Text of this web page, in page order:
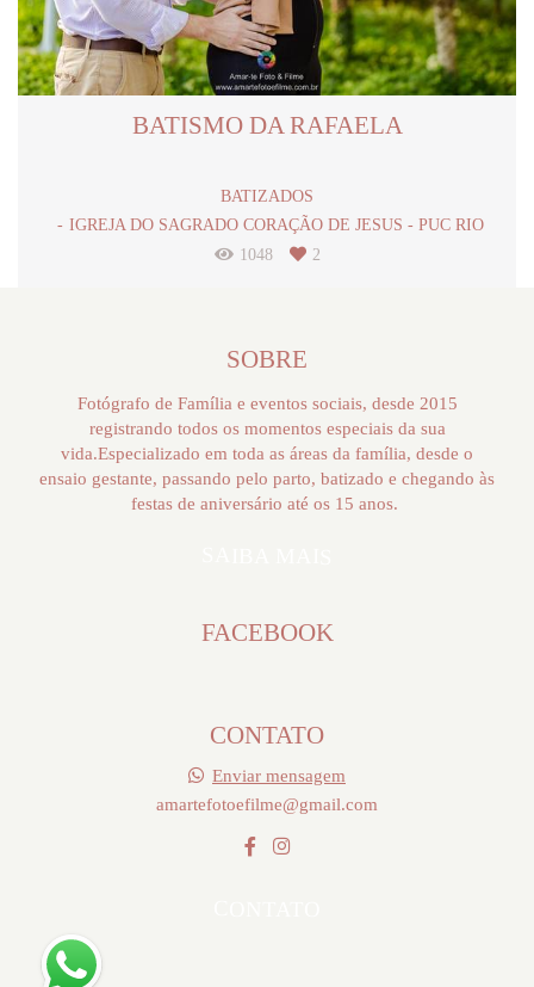
BATISMO DA RAFAELA
BATIZADOS
IGREJA DO SAGRADO CORAÇÃO DE JESUS - PUC RIO
1048
2
SOBRE
Fotógrafo de Família e eventos sociais, desde 2015
registrando todos os momentos especiais da sua
vida.Especializado em toda as áreas da família, desde o
ensaio gestante, passando pelo parto, batizado e chegando às
festas de aniversário até os 15 anos.
FACEBOOK
CONTATO
Enviar mensagem
amartefotoefilme@gmail.com